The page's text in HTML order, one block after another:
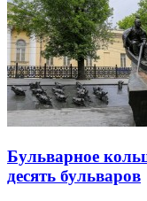
Бульварное
десять бульваров